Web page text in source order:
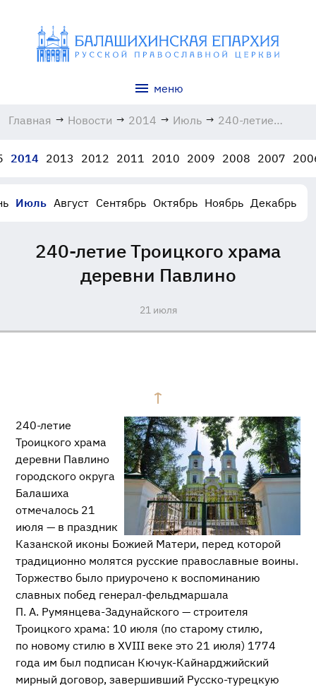
меню
Главная → Новости → 2014 → Июль → 240-летие
Павлино
2014 2013 2012 2011 2010 2009 2008 2007
Июль Август Сентябрь Октябрь Ноябрь Декабрь
240-летие Троицкого храма
деревни Павлино
21 июля
240-летие
Троицкого храма
деревни Павлино
городского округа
Балашиха
отмечалось 21
июля — в праздник
Казанской иконы Божией Матери, перед которой
традиционно молятся русские православные воины.
Торжество было приурочено к воспоминанию
славных побед генерал-фельдмаршала
П. А. Румянцева-Задунайского — строителя
Троицкого храма: 10 июля (по старому стилю,
по новому стилю в XVIII веке это 21 июля) 1774
года им был подписан Кючук-Кайнарджийский
мирный договор, завершивший Русско-турецкую